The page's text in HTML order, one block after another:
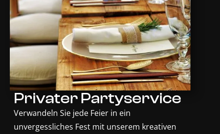
Privater Partyservice
Verwandeln Sie jede Feier in ein
unvergessliches Fest mit unserem kreativen